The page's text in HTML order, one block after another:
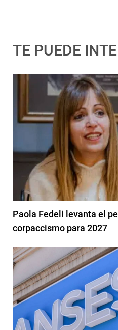
TE PUEDE
Paola Fedeli levanta el
corpaccismo para 2027